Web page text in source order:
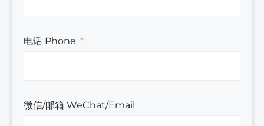
电话 Phone
微信/邮箱 WeChat/Email